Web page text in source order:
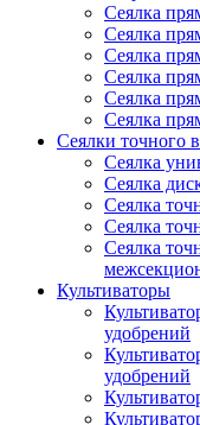
Сеялка
Сеялка
Сеялка
Сеялка
Сеялка
Сеялка
Сеялки точного
Сеялка
Сеялка
Сеялка
Сеялка
Сеялка
Культиваторы
удобрений
удобрений